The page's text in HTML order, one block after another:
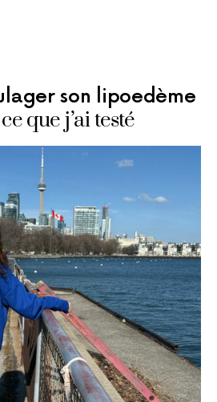
son lipoedème
que j’ai testé